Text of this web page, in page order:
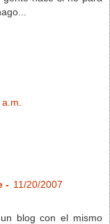
- 11/20/2007
blog con el mismo